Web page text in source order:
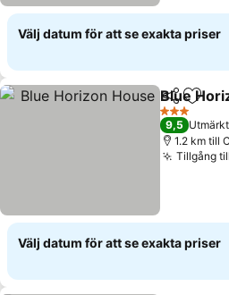
Välj datum för att se exakta priser
Dela Lägg
Blue
3 Stjärnor
9,5 Utmärkt
1.2 km till
Tillgång
Välj datum för att se exakta priser